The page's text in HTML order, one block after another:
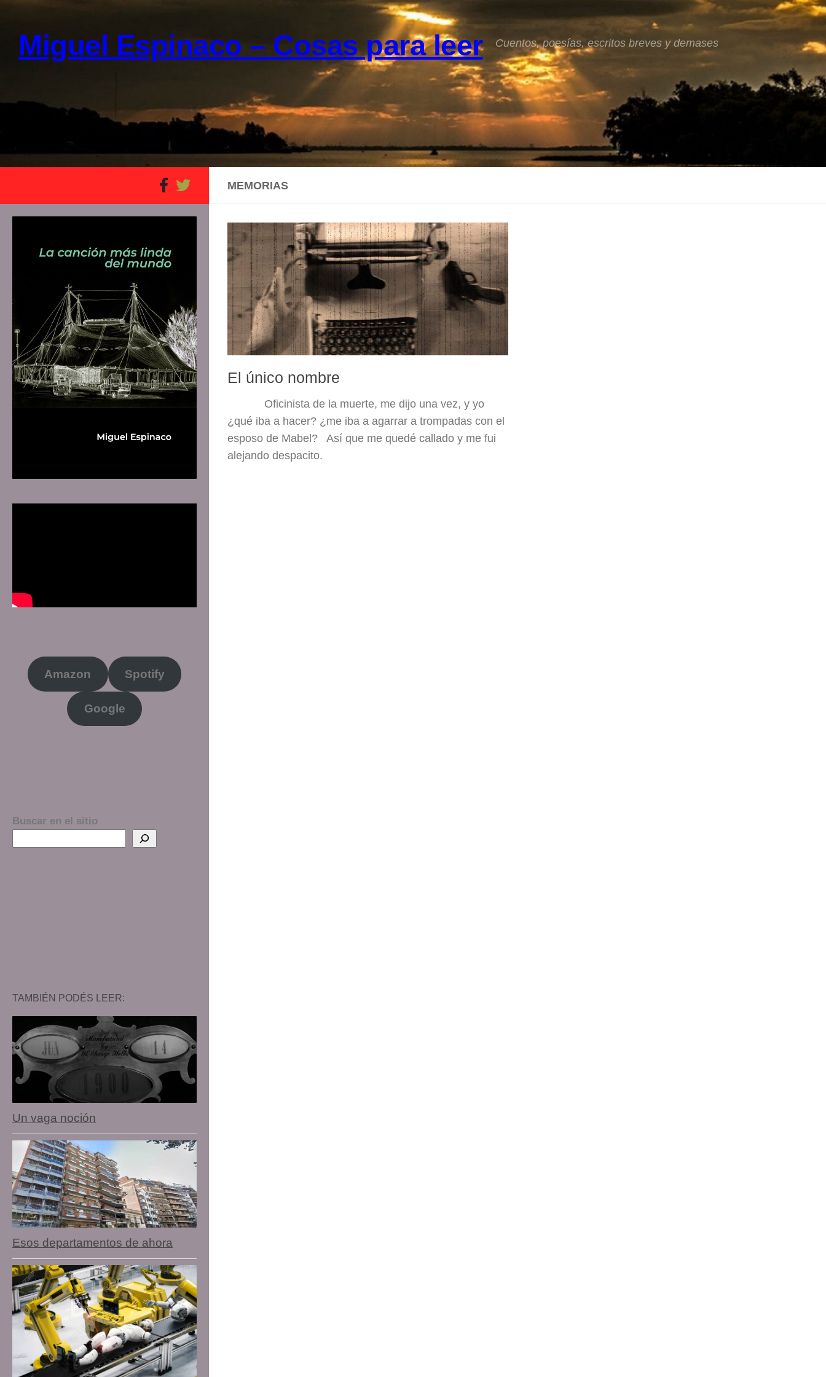
Miguel Espinaco – Cosas para leer Cuentos, poesías, escritos breves y demases
MEMORIAS
El único nombre
Oficinista de la muerte, me dijo una vez, y yo
¿qué iba a hacer? ¿me iba a agarrar a trompadas con el
esposo de Mabel? Así que me quedé callado y me fui
alejando despacito.
Amazon Spotify
Google
Buscar en el sitio
TAMBIÉN PODÉS LEER:
Un vaga noción
Esos departamentos de ahora